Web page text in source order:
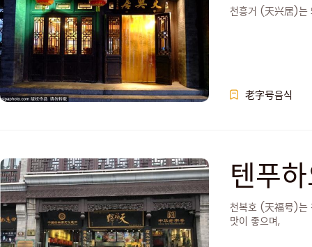
천흥거 (天兴居)는
老字号음식
텐푸
천복호 (天福号)는
맛이 좋으며,